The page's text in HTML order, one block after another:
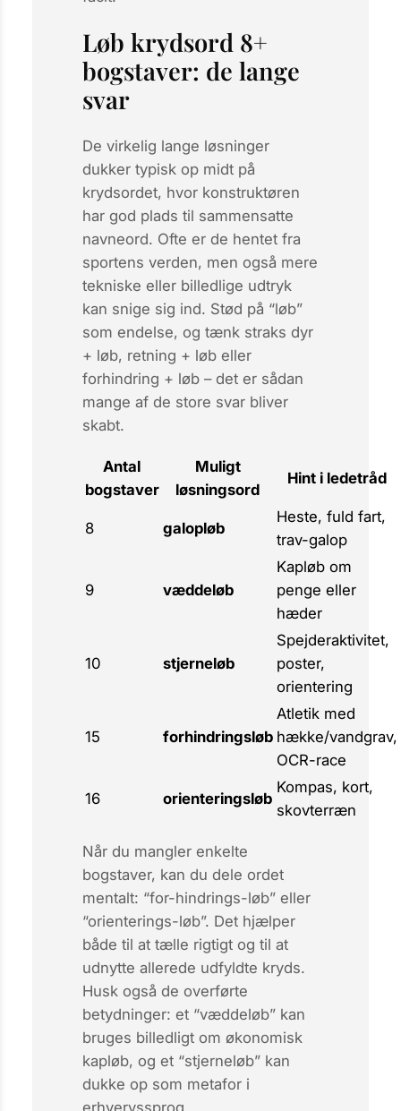
Løb krydsord 8+
bogstaver: de lange
svar
De virkelig lange løsninger
dukker typisk op midt på
krydsordet, hvor konstruktøren
har god plads til sammensatte
navneord. Ofte er de hentet fra
sportens verden, men også mere
tekniske eller billedlige udtryk
kan snige sig ind. Stød på “løb”
som endelse, og tænk straks dyr
+ løb, retning + løbeller
forhindring + løb– det er sådan
mange af de store svar bliver
skabt.
Antal
bogstaver
Muligt
løsningsord
Hint i ledetråd
8 galopløb
Heste, fuld fart,
trav-galop
9 væddeløb
Kapløb om
penge eller
hæder
10 stjerneløb
Spejderaktivitet,
poster,
orientering
15 forhindringsløb
Atletik med
hække/vandgrav,
OCR-race
16 orienteringsløb
Kompas, kort,
skovterræn
Når du mangler enkelte
bogstaver, kan du dele ordet
mentalt: “for-hindrings-løb” eller
“orienterings-løb”. Det hjælper
både til at tælle rigtigt og til at
udnytte allerede udfyldte kryds.
Husk også de overførte
betydninger: et “væddeløb” kan
bruges billedligt om økonomisk
kapløb, og et “stjerneløb” kan
dukke op som metafor i
erhvervssprog.